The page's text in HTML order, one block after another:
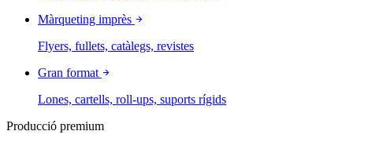
Màrqueting imprès
Flyers, fullets, catàlegs, revistes
Gran format
Lones, cartells, roll-ups, suports rígids
Producció premium